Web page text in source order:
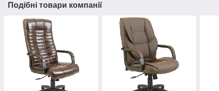
Подібні товари компанії